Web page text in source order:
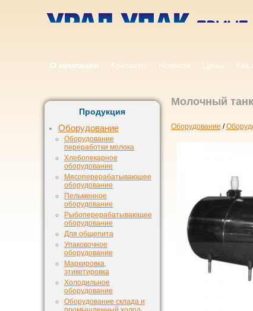
О компании Контакты Новости Цены Как
Продукция
Оборудование
Оборудование
переработки молока
Хлебопекарное
оборудование
Мясоперерабатывающее
оборудование
Пельменное
оборудование
Рыбоперерабатывающее
оборудование
Для общепита
Упаковочное
оборудование
Маркировка,
этикетировка
Холодильное
оборудование
Оборудование склада и
Молочный
Оборудование /